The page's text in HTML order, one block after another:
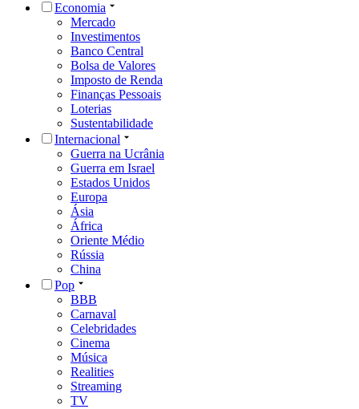
Economia
Mercado
Investimentos
Banco Central
Bolsa de Valores
Imposto de Renda
Finanças Pessoais
Loterias
Sustentabilidade
Internacional
Guerra na Ucrânia
Guerra em Israel
Estados Unidos
Europa
Ásia
África
Oriente Médio
Rússia
China
Pop
BBB
Carnaval
Celebridades
Cinema
Música
Realities
Streaming
TV